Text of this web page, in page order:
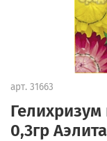
арт. 31663
0,3гр Аэлита